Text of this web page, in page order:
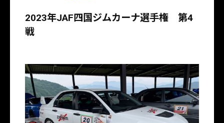
2023年JAF四国ジムカーナ選手権 第4
戦